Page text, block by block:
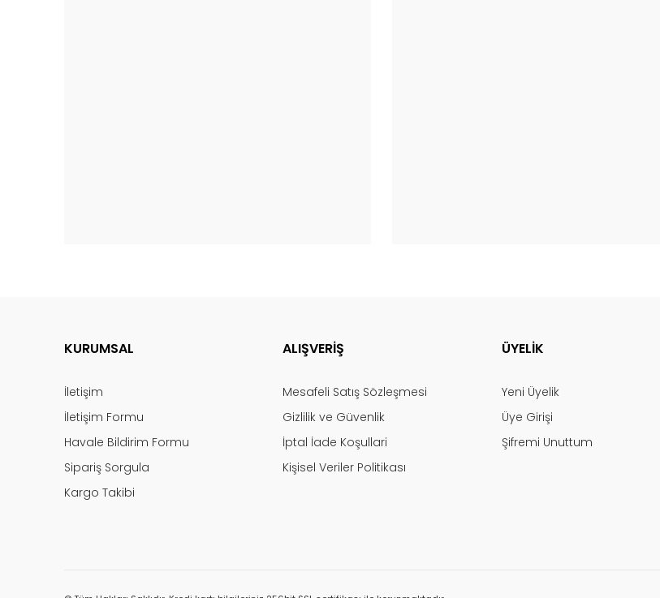
KURUMSAL
İletişim
İletişim Formu
Havale Bildirim Formu
Sipariş Sorgula
Kargo Takibi
ALIŞVERİŞ
Mesafeli Satış Sözleşmesi
Gizlilik ve Güvenlik
İptal İade Koşullari
Kişisel Veriler Politikası
ÜYELİK
Yeni Üyelik
Üye Girişi
Şifremi Unuttum